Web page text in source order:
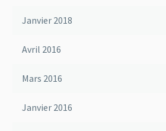
Janvier 2018
Avril 2016
Mars 2016
Janvier 2016